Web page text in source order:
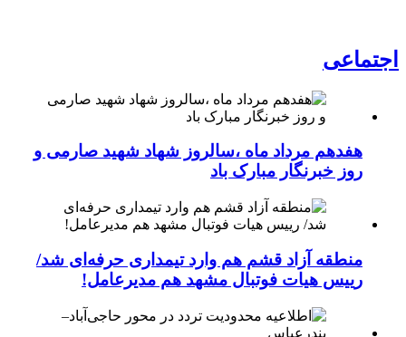
اجتماعی
هفدهم مرداد ماه ،سالروز شهاد شهید صارمی و
روز خبرنگار مبارک باد
منطقه آزاد قشم هم وارد تیمداری حرفه‌ای شد/
رییس هیات فوتبال مشهد هم مدیرعامل!